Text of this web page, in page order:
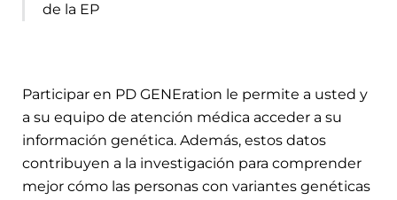
de la EP
Participar en PD GENEration le permite a usted y
a su equipo de atención médica acceder a su
información genética. Además, estos datos
contribuyen a la investigación para comprender
mejor cómo las personas con variantes genéticas